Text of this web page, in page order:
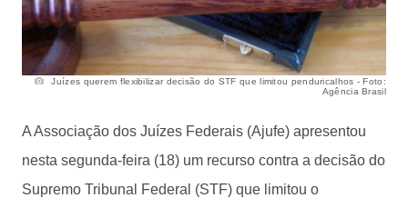
Juízes querem flexibilizar decisão do STF que limitou penduricalhos - Foto:
Agência Brasil
A Associação dos Juízes Federais (Ajufe) apresentou
nesta segunda-feira (18) um recurso contra a decisão do
Supremo Tribunal Federal (STF) que limitou o